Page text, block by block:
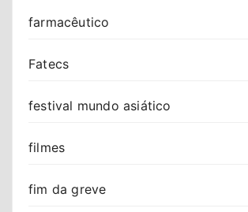
farmacêutico
Fatecs
festival mundo asiático
filmes
fim da greve